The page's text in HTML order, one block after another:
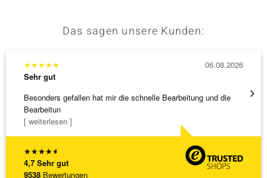
Das sagen unsere Kunden:
★★★★★
4,7 Sehr gut
9538 Bewertungen
★★★★★
Sehr gut
Besonders gefallen hat mir die schnelle Bearbeitung und die
Bearbeitun
[ weiterlesen ]
06.08.2026